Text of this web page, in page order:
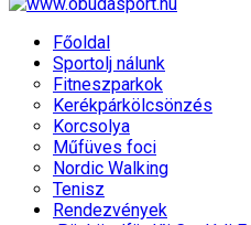
Főoldal
Sportolj nálunk
Fitneszparkok
Kerékpárkölcsönzés
Korcsolya
Műfüves foci
Nordic Walking
Tenisz
Rendezvények